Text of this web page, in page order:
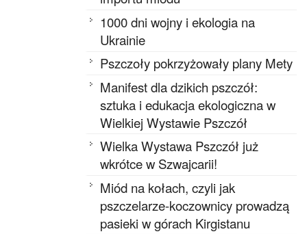
1000 dni wojny i ekologia na
Ukrainie
Pszczoły pokrzyżowały plany Mety
Manifest dla dzikich pszczół:
sztuka i edukacja ekologiczna w
Wielkiej Wystawie Pszczół
Wielka Wystawa Pszczół już
wkrótce w Szwajcarii!
Miód na kołach, czyli jak
pszczelarze-koczownicy prowadzą
pasieki w górach Kirgistanu